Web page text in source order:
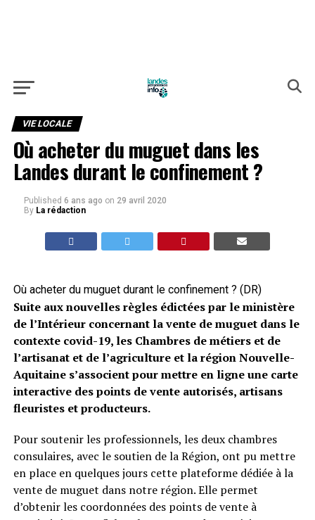
VIE LOCALE
Où acheter du muguet dans les
Landes durant le confinement ?
Published 6 ans ago on 29 avril 2020
By La rédaction
Où acheter du muguet durant le confinement ? (DR)
Suite aux nouvelles règles édictées par le ministère
de l’Intérieur concernant la vente de muguet dans le
contexte covid-19, les Chambres de métiers et de
l’artisanat et de l’agriculture et la région Nouvelle-
Aquitaine s’associent pour mettre en ligne une carte
interactive des points de vente autorisés, artisans
fleuristes et producteurs.
Pour soutenir les professionnels, les deux chambres
consulaires, avec le soutien de la Région, ont pu mettre
en place en quelques jours cette plateforme dédiée à la
vente de muguet dans notre région. Elle permet
d’obtenir les coordonnées des points de vente à